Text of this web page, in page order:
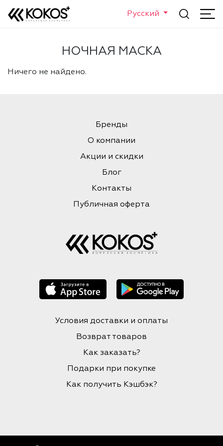
Русский
НОЧНАЯ МАСКА
Ничего не найдено.
Бренды
О компании
Акции и скидки
Блог
Контакты
Публичная оферта
Условия доставки и оплаты
Возврат товаров
Как заказать?
Подарки при покупке
Как получить Кэшбэк?